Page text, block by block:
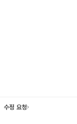
수정 요청